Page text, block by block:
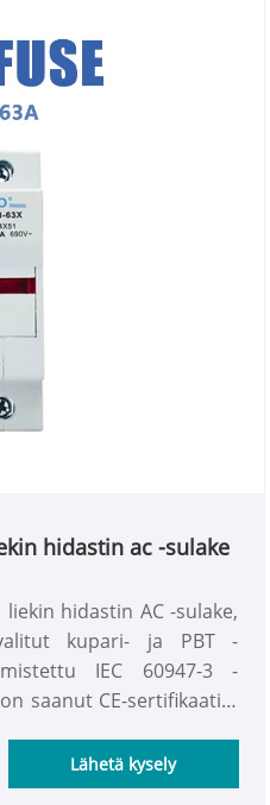
hidastin ac -sulake
liekin hidastin AC -sulake,
kupari- ja PBT -
IEC 60947-3 -
saanut CE-sertifikaatin.
tarjoaa tehokkaan ja
ylikuormitussuojan
Lähetä kysely